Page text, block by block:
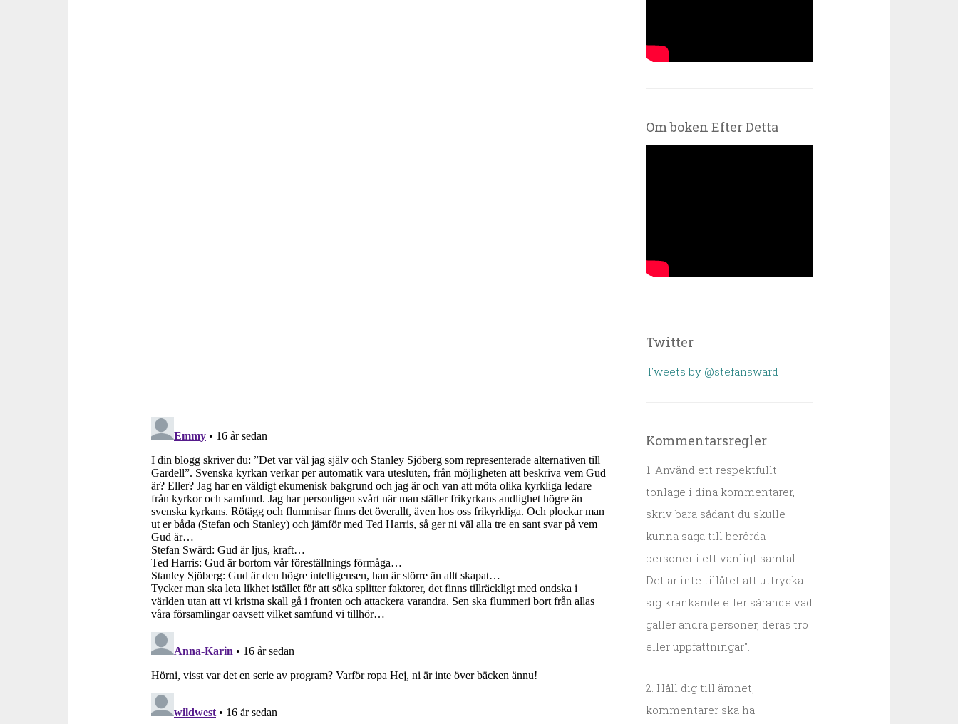
Om boken Efter Detta
Twitter
Tweets by @stefansward
Kommentarsregler
1. Använd ett respektfullt
tonläge i dina kommentarer,
skriv bara sådant du skulle
kunna säga till berörda
personer i ett vanligt samtal.
Det är inte tillåtet att uttrycka
sig kränkande eller sårande vad
gäller andra personer, deras tro
eller uppfattningar".
2. Håll dig till ämnet,
kommentarer ska ha